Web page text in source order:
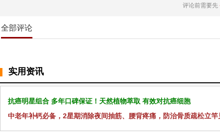
评论前需要先
全部评论
实用资讯
抗癌明星组合 多年口碑保证！天然植物萃取 有效对抗癌细胞
中老年补钙必备，2星期消除夜间抽筋、腰背疼痛，防治骨质疏松立竿